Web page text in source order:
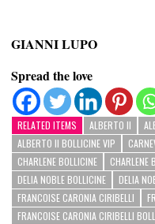
GIANNI LUPO
Spread the love
RELATED ITEMS ALBERTO II
ALBERTO II BOLLICINE VIP
CHARLENE BOLLICINE
CHARLENE
DELIA NOBLE BOLLICINE
DELIA
FRANCOISE CARONIA CIRIBELLI
FRANCOISE CARONIA CIRIBELLI